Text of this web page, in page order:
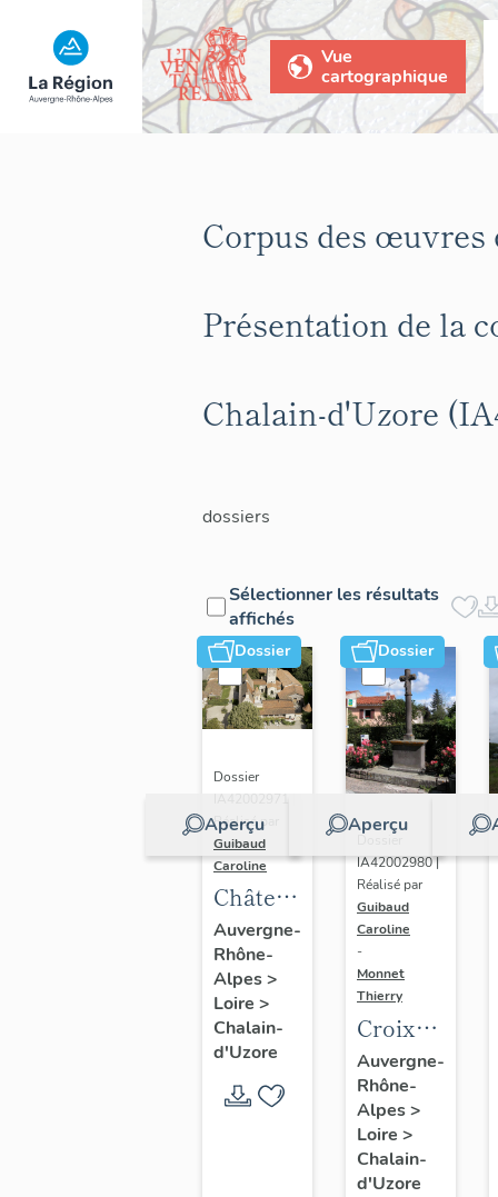
Vue
cartographique
Corpus des œuvres
Présentation de la
Chalain-d'Uzore
dossiers
Sélectionner les résultats
affichés
Dossier
Aperçu
Dossier
IA42002971 |
Réalisé par
Guibaud
Caroline
Château
de
Chalain-
d'Uzore
Auvergne-
Rhône-
Alpes>
Loire >
Chalain-
d'Uzore
Dossier
Aperçu
IA42002980 |
Réalisé par
Guibaud
Caroline
-
Monnet
Thierry
Croix
de
chemin
Auvergne-
Rhône-
Alpes>
Loire >
Chalain-
d'Uzore